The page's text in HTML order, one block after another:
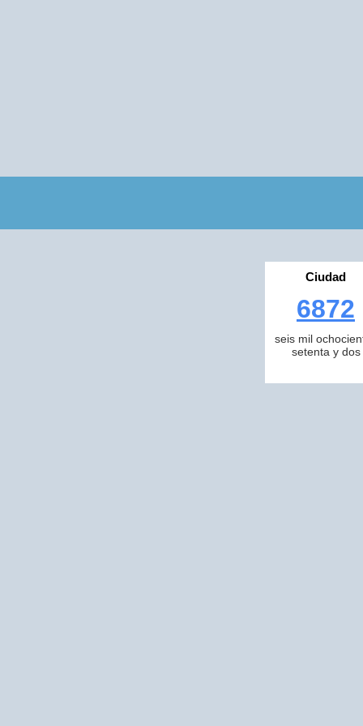
Ciudad
6872
seis mil
setenta y dos